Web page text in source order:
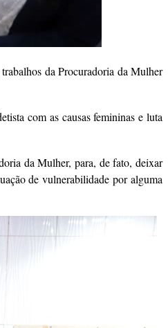
da Procuradoria da Mulher
com as causas femininas e luta
da Mulher, para, de fato, deixar
de vulnerabilidade por alguma